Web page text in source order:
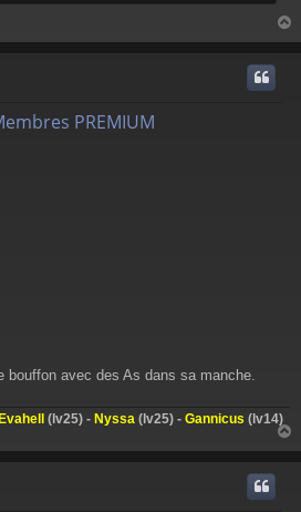
a
PREMIUM
bouffon avec des As dans sa manche.
Evahell (lv25) - Nyssa (lv25) - Gannicus (lv14)
a